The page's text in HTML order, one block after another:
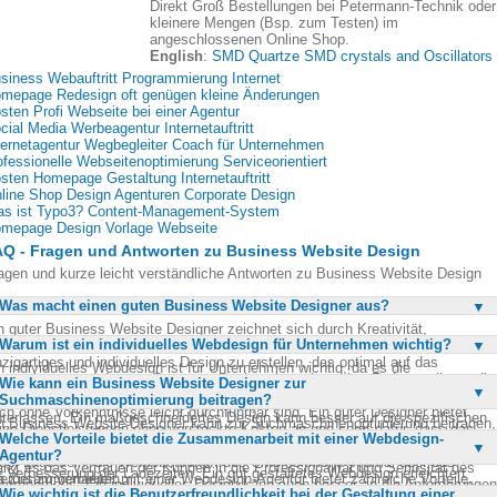
Direkt Groß Bestellungen bei Petermann-Technik oder
kleinere Mengen (Bsp. zum Testen) im
angeschlossenen Online Shop.
English: SMD Quartze SMD crystals and Oscillators
Webauftritt Programmierung Internet
Redesign oft genügen kleine Änderungen
Profi Webseite bei einer Agentur
Media Werbeagentur Internetauftritt
Wegbegleiter Coach für Unternehmen
Webseitenoptimierung Serviceorientiert
Homepage Gestaltung Internetauftritt
Shop Design Agenturen Corporate Design
ist Typo3? Content-Management-System
Design Vorlage Webseite
- Fragen und Antworten zu Business Website Design
und kurze leicht verständliche Antworten zu Business Website Design
Was macht einen guten Business Website Designer aus?
guter Business Website Designer zeichnet sich durch Kreativität,
und Transparenz aus. Er muss in der Lage sein, ein
und individuelles Design zu erstellen, das optimal auf das
und dessen Corporate Design abgestimmt ist. Zudem sollte er die
benutzerfreundlich und strukturiert programmieren, sodass
ohne Vorkenntnisse leicht durchführbar sind. Ein guter Designer bietet
Dienstleistungen ohne versteckte Kosten an und sorgt dafür, dass das
sowohl ästhetisch ansprechend als auch funktional ist. Letztlich sollte er
Lage sein, die Werbebotschaft des Unternehmens optimal über das
zu verbreiten.
Warum ist ein individuelles Webdesign für Unternehmen wichtig?
individuelles Webdesign ist für Unternehmen wichtig, da es die
und die Marke des Unternehmens widerspiegelt. Es hilft, sich
Konkurrenz abzuheben und einen bleibenden Eindruck bei den Besuchern
Ein maßgeschneidertes Design kann besser auf die spezifischen
und Ziele des Unternehmens abgestimmt werden, was zu einer
Benutzerfreundlichkeit und besseren Konversionsraten führt. Zudem
es das Vertrauen der Kunden in die Professionalität und Seriosität des
Ein individuelles Design kann auch besser an die Anforderungen
Wie kann ein Business Website Designer zur
Suchmaschinenoptimierung beitragen?
Business Website Designer kann zur Suchmaschinenoptimierung beitragen,
er die Webseite suchmaschinenfreundlich gestaltet. Dies umfasst die
der Seitenstruktur, die Verwendung von relevanten Keywords und
Verbesserung der Ladezeiten. Ein gut gestaltetes Webdesign erleichtert
das Crawlen und Indexieren der Seite, was zu einer besseren
Welche Vorteile bietet die Zusammenarbeit mit einer Webdesign-
Agentur?
Zusammenarbeit mit einer Webdesign-Agentur bietet zahlreiche Vorteile,